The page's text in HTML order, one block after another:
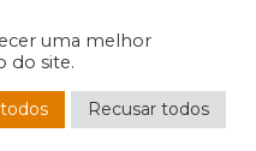
uma melhor
do site.
Recusar todos